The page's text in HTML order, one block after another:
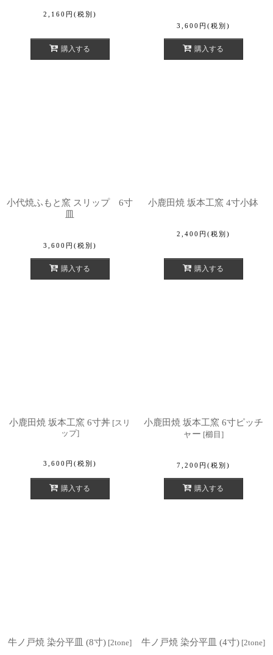
2,160 円 (税別)
購入する
3,600 円 (税別)
購入する
小代焼ふもと窯 スリップ 6寸
皿
3,600 円 (税別)
購入する
小鹿田焼 坂本工窯 4寸小鉢
2,400 円 (税別)
購入する
小鹿田焼 坂本工窯 6寸丼 [スリ
ップ]
3,600 円 (税別)
購入する
小鹿田焼 坂本工窯 6寸ピッチ
ャー [櫛目]
7,200 円 (税別)
購入する
牛ノ戸焼 染分平皿 (8寸) [2tone] 牛ノ戸焼 染分平皿 (4寸) [2tone]